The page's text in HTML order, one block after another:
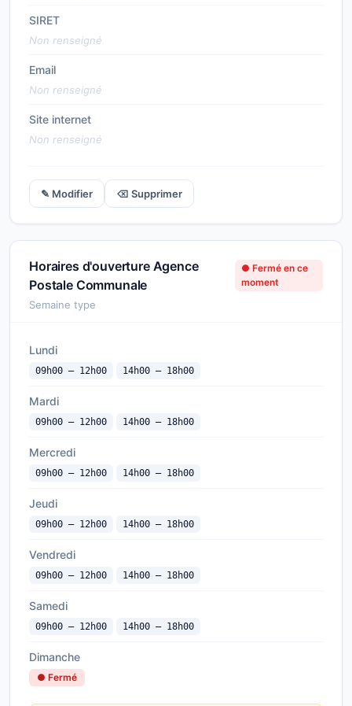
SIRET
Non renseigné
Email
Non renseigné
Site internet
Non renseigné
✎ Modifier ⌫ Supprimer
Horaires d'ouverture Agence
Postale Communale
● Fermé en ce
moment
Semaine type
Lundi
09h00 — 12h00 14h00 — 18h00
Mardi
09h00 — 12h00 14h00 — 18h00
Mercredi
09h00 — 12h00 14h00 — 18h00
Jeudi
09h00 — 12h00 14h00 — 18h00
Vendredi
09h00 — 12h00 14h00 — 18h00
Samedi
09h00 — 12h00 14h00 — 18h00
Dimanche
● Fermé